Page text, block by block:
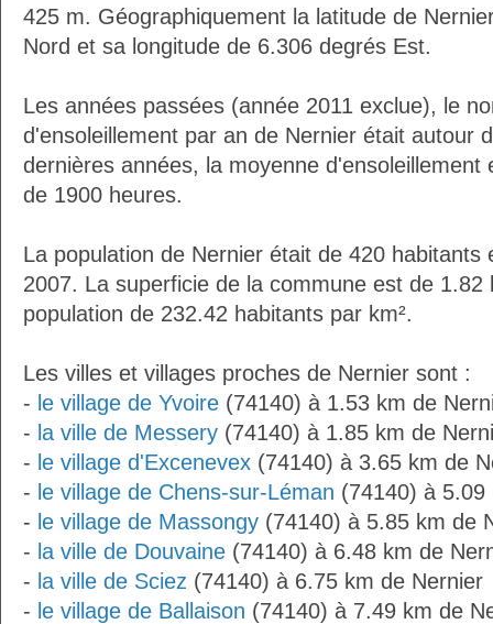
425 m. Géographiquement la latitude de
Nord et sa longitude de 6.306 degrés Est.
Les années passées (année 2011 exclue), le
d'ensoleillement par an de Nernier était autour
dernières années, la moyenne d'ensoleillement
de 1900 heures.
La population de Nernier était de 420 habitants
2007. La superficie de la commune est de 1.82
population de 232.42 habitants par km².
Les villes et villages proches de Nernier sont :
- le village de Yvoire (74140) à 1.53 km de
- la ville de Messery (74140) à 1.85 km de
- le village d'Excenevex (74140) à 3.65 km de
- le village de Chens-sur-Léman (74140) à
- le village de Massongy (74140) à 5.85 km de
- la ville de Douvaine (74140) à 6.48 km de
- la ville de Sciez (74140) à 6.75 km de Nernier
- le village de Ballaison (74140) à 7.49 km de